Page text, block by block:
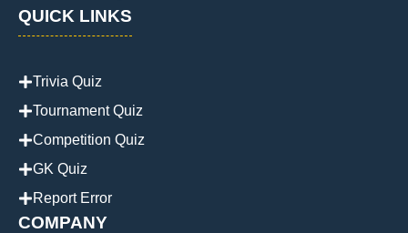
QUICK LINKS
Trivia Quiz
Tournament Quiz
Competition Quiz
GK Quiz
Report Error
COMPANY